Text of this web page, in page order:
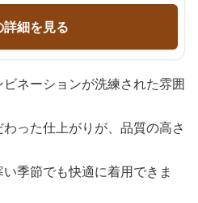
詳細を見る
ネーションが洗練された雰囲
った仕上がりが、品質の高さ
季節でも快適に着用できま